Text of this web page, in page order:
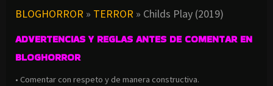
BLOGHORROR » TERROR » Childs Play (2019)
ADVERTENCIAS Y REGLAS ANTES DE COMENTAR EN
BLOGHORROR
• Comentar con respeto y de manera constructiva.